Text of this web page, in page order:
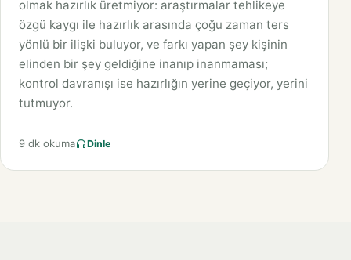
olmak hazırlık üretmiyor: araştırmalar tehlikeye
özgü kaygı ile hazırlık arasında çoğu zaman ters
yönlü bir ilişki buluyor, ve farkı yapan şey kişinin
elinden bir şey geldiğine inanıp inanmaması;
kontrol davranışı ise hazırlığın yerine geçiyor, yerini
tutmuyor.
9 dk okuma Dinle